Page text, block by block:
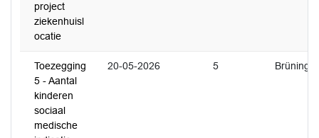
project
ziekenhuisl
ocatie
Toezegging
5 - Aantal
kinderen
sociaal
medische
20-05-2026 5 Brüning